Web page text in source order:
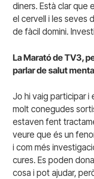
diners. Està clar que
el cervell i les seves
de fàcil domini.
La Marató de TV3,
parlar de salut
Jo hi vaig participar i
molt conegudes
estaven fent
veure que és un
i com més
cures. Es poden
cosa i pot ajudar,